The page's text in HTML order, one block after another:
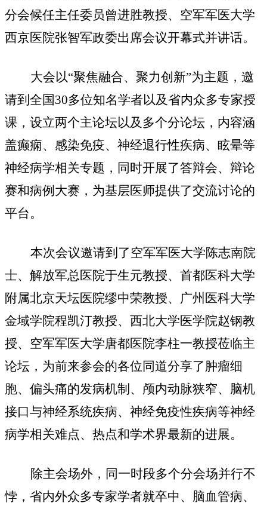
分会候任主任委员曾进胜教授、空军军医大学
西京医院张智军政委出席会议开幕式并讲话。
大会以“聚焦融合、聚力创新”为主题，邀
请到全国30多位知名学者以及省内众多专家授
课， 设立两个主论坛以及多个分论坛， 内容涵
盖癫痫、感染免疫、神经退行性疾病、眩晕等
神经病学相关专题，同时开展了答辩会、辩论
赛和病例大赛，为基层医师提供了交流讨论的
平台。
本次会议邀请到了空军军医大学陈志南院
士、解放军总医院于生元教授、首都医科大学
附属北京天坛医院缪中荣教授、广州医科大学
金域学院程凯汀教授、西北大学医学院赵钢教
授、空军军医大学唐都医院李柱一教授莅临主
论坛，为前来参会的各位同道分享了肿瘤细
胞、偏头痛的发病机制、颅内动脉狭窄、脑机
接口与神经系统疾病、神经免疫性疾病等神经
病学相关难点、热点和学术界最新的进展。
除主会场外，同一时段多个分会场并行不
悖，省内外众多专家学者就卒中、脑血管病、